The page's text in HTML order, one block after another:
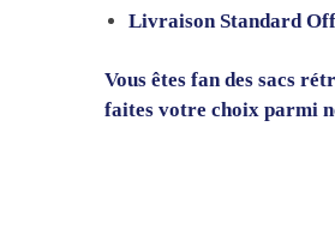
Livraison Standard
Vous êtes fan des sacs
faites votre choix parmi